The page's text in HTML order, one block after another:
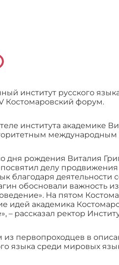
институт русского
Костомаровский форум.
института академике
дня рождения Виталия
делу
благодаря деятельности
обосновали важность
На пятом
идей академика
– рассказал ректор
первопроходцев в
языка среди мировых